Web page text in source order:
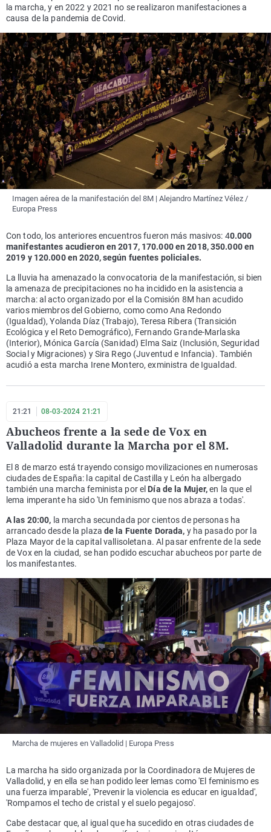
la marcha, y en 2022 y 2021 no se realizaron manifestaciones a
causa de la pandemia de Covid.
Imagen aérea de la manifestación del 8M | Alejandro Martínez Vélez /
Europa Press
Con todo, los anteriores encuentros fueron más masivos: 40.000
manifestantes acudieron en 2017, 170.000 en 2018, 350.000 en
2019 y 120.000 en 2020, según fuentes policiales.
La lluvia ha amenazado la convocatoria de la manifestación, si bien
la amenaza de precipitaciones no ha incidido en la asistencia a
marcha: al acto organizado por el la Comisión 8M han acudido
varios miembros del Gobierno, como como Ana Redondo
(Igualdad), Yolanda Díaz (Trabajo), Teresa Ribera (Transición
Ecológica y el Reto Demográfico), Fernando Grande-Marlaska
(Interior), Mónica García (Sanidad) Elma Saiz (Inclusión, Seguridad
Social y Migraciones) y Sira Rego (Juventud e Infancia). También
acudió a esta marcha Irene Montero, exministra de Igualdad.
21:21 08-03-2024 21:21
Abucheos frente a la sede de Vox en
Valladolid durante la Marcha por el 8M.
El 8 de marzo está trayendo consigo movilizaciones en numerosas
ciudades de España: la capital de Castilla y León ha albergado
también una marcha feminista por el Día de la Mujer,en la que el
lema imperante ha sido 'Un feminismo que nos abraza a todas'.
A las 20:00, la marcha secundada por cientos de personas ha
arrancado desde la plaza de la Fuente Dorada, y ha pasado por la
Plaza Mayor de la capital vallisoletana. Al pasar enfrente de la sede
de Vox en la ciudad, se han podido escuchar abucheos por parte de
los manifestantes.
Marcha de mujeres en Valladolid | Europa Press
La marcha ha sido organizada por la Coordinadora de Mujeres de
Valladolid, y en ella se han podido leer lemas como 'El feminismo es
una fuerza imparable', 'Prevenir la violencia es educar en igualdad',
'Rompamos el techo de cristal y el suelo pegajoso'.
Cabe destacar que, al igual que ha sucedido en otras ciudades de